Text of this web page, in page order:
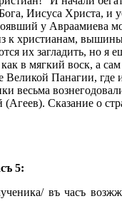
Иисуса Христа,
у Авраамиева
к христианам,
их загладить, но я
в мягкий воск, а сам
Панагии, где
Сказание о
5:
въ часъ